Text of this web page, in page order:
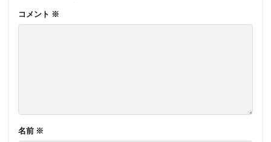
コメント ※
名前 ※